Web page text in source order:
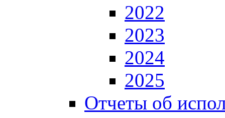
2022
2023
2024
2025
Отчеты об